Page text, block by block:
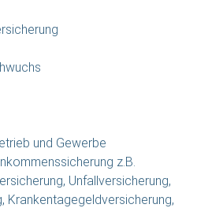
und Gewerbe
z.B.
Unfallversicherung,
Krankentagegeldversicherung,